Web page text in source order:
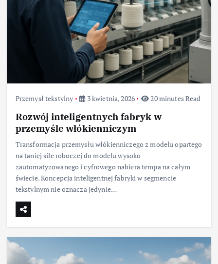
Przemysł tekstylny 3 kwietnia, 2026 20 minutes Read
Rozwój inteligentnych fabryk w
przemyśle włókienniczym
Transformacja przemysłu włókienniczego z modelu opartego
na taniej sile roboczej do modelu wysoko
zautomatyzowanego i cyfrowego nabiera tempa na całym
świecie. Koncepcja inteligentnej fabryki w segmencie
tekstylnym nie oznacza jedynie…